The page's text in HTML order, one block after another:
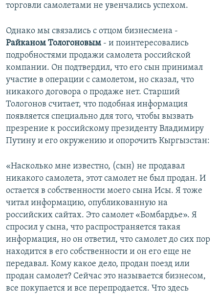
торговли самолетами не увенчались успехом.
Однако мы связались с отцом бизнесмена -
Райканом Тологоновым - и поинтересовались
подробностями продажи самолета российской
компании. Он подтвердил, что его сын принимал
участие в операции с самолетом, но сказал, что
никакого договора о продаже нет. Старший
Тологонов считает, что подобная информация
появляется специально для того, чтобы вызвать
презрение к российскому президенту Владимиру
Путину и его окружению и опорочить Кыргызстан:
«Насколько мне известно, (сын) не продавал
никакого самолета, этот самолет не был продан. И
остается в собственности моего сына Исы. Я тоже
читал информацию, опубликованную на
российских сайтах. Это самолет «Бомбардье». Я
спросил у сына, что распространяется такая
информация, но он ответил, что самолет до сих пор
находится в его собственности и он его еще не
передавал. Кому какое дело, продан поезд или
продан самолет? Сейчас это называется бизнесом,
все покупается и все перепродается. Что здесь